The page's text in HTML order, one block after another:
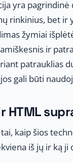
yra
rinkinius, bet
žymiai
ir
patrauklias
gali būti
HTML
kaip šios
iš jų ir ką ji